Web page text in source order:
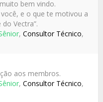
bem vindo.
e o que te motivou a
Vectra”.
, Consultor Técnico,
aos membros.
, Consultor Técnico,